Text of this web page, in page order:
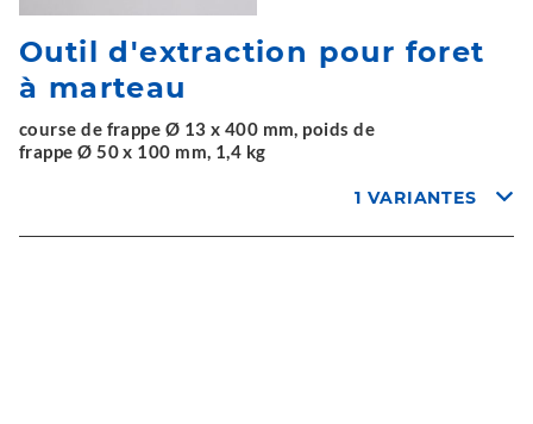
Outil d'extraction pour foret
à marteau
course de frappe Ø 13 x 400 mm, poids de
frappe Ø 50 x 100 mm, 1,4 kg
1 VARIANTES